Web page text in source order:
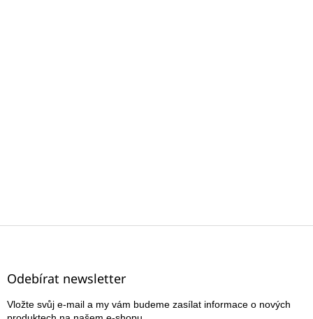
Z
Odebírat newsletter
Vložte svůj e-mail a my vám budeme zasílat informace o nových